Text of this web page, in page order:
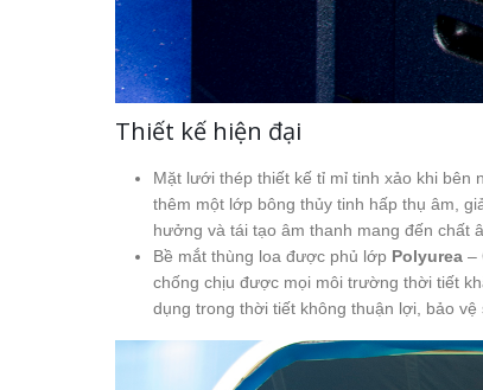
Thiết kế hiện đại
Mặt lưới thép thiết kế tỉ mỉ tinh xảo khi
thêm một lớp bông thủy tinh hấp thụ âm,
hưởng và tái tạo âm thanh mang đến chất
Bề mắt thùng loa được phủ lớp Polyurea –
chống chịu được mọi môi trường thời tiết
dụng trong thời tiết không thuận lợi, bảo